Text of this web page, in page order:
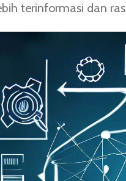
terinformasi dan